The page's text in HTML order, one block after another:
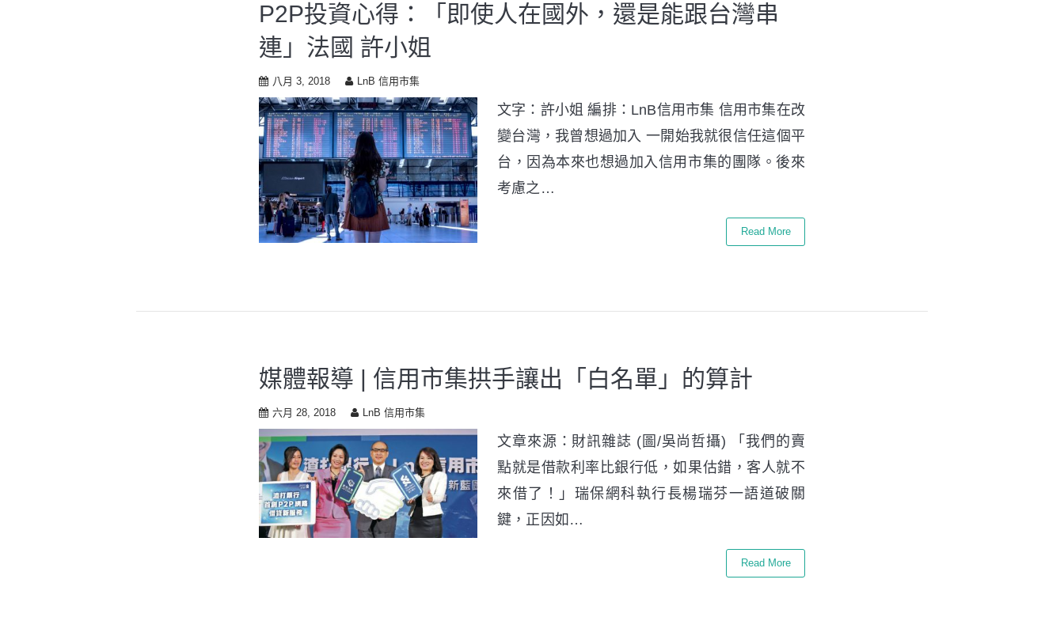
P2P投資心得：「即使人在國外，還是能跟台灣串
連」法國 許小姐
八月 3, 2018 LnB 信用市集
文字：許小姐 編排：LnB信用市集 信用市集在改
變台灣，我曾想過加入 一開始我就很信任這個平
台，因為本來也想過加入信用市集的團隊。後來
考慮之…
Read More
媒體報導 | 信用市集拱手讓出「白名單」的算計
六月 28, 2018 LnB 信用市集
文章來源：財訊雜誌 (圖/吳尚哲攝) 「我們的賣
點就是借款利率比銀行低，如果估錯，客人就不
來借了！」瑞保網科執行長楊瑞芬一語道破關
鍵，正因如…
Read More